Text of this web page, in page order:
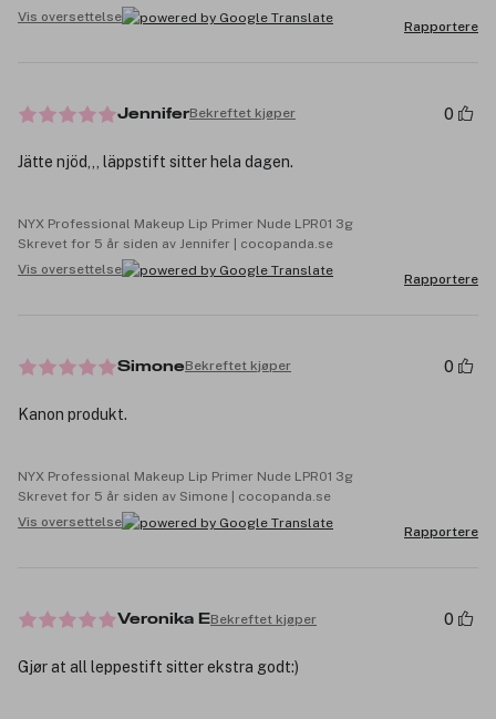
Vis oversettelse
Rapportere
JenniferBekreftet kjøper 0
Jätte njöd,,, läppstift sitter hela dagen.
NYX Professional Makeup Lip Primer Nude LPR01 3g
Skrevet for 5 år siden av Jennifer | cocopanda.se
Vis oversettelse
Rapportere
SimoneBekreftet kjøper 0
Kanon produkt.
NYX Professional Makeup Lip Primer Nude LPR01 3g
Skrevet for 5 år siden av Simone | cocopanda.se
Vis oversettelse
Rapportere
Veronika EBekreftet kjøper 0
Gjør at all leppestift sitter ekstra godt:)